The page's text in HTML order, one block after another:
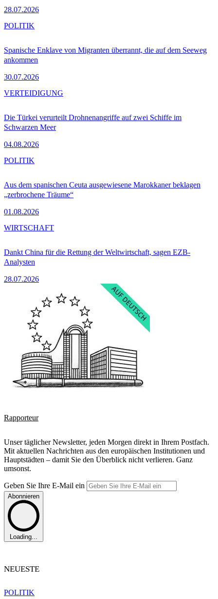
28.07.2026
Spanische Enklave von Migranten überrannt, die auf dem Seeweg
ankommen
30.07.2026
POLITIK
Die Türkei verurteilt Drohnenangriffe auf zwei Schiffe im
Schwarzen Meer
04.08.2026
VERTEIDIGUNG
Aus dem spanischen Ceuta ausgewiesene Marokkaner beklagen
„zerbrochene Träume“
01.08.2026
POLITIK
Dankt China für die Rettung der Weltwirtschaft, sagen EZB-
Analysten
28.07.2026
WIRTSCHAFT
Rapporteur
Unser täglicher Newsletter, jeden Morgen direkt in Ihrem Postfach.
Mit aktuellen Nachrichten aus den europäischen Institutionen und
Hauptstädten – damit Sie den Überblick nicht verlieren. Ganz
umsonst.
Geben Sie Ihre E-Mail ein
Abonnieren
Loading...
NEUESTE
POLITIK